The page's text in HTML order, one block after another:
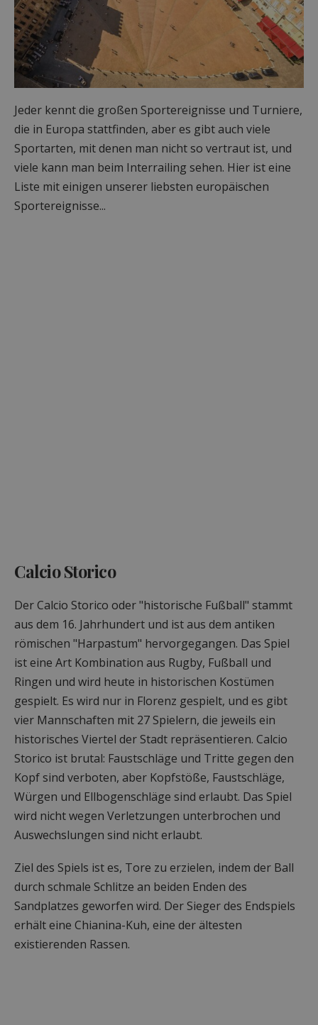
Jeder kennt die großen Sportereignisse und Turniere,
die in Europa stattfinden, aber es gibt auch viele
Sportarten, mit denen man nicht so vertraut ist, und
viele kann man beim Interrailing sehen. Hier ist eine
Liste mit einigen unserer liebsten europäischen
Sportereignisse...
Calcio Storico
Der Calcio Storico oder "historische Fußball" stammt
aus dem 16. Jahrhundert und ist aus dem antiken
römischen "Harpastum" hervorgegangen. Das Spiel
ist eine Art Kombination aus Rugby, Fußball und
Ringen und wird heute in historischen Kostümen
gespielt. Es wird nur in Florenz gespielt, und es gibt
vier Mannschaften mit 27 Spielern, die jeweils ein
historisches Viertel der Stadt repräsentieren. Calcio
Storico ist brutal: Faustschläge und Tritte gegen den
Kopf sind verboten, aber Kopfstöße, Faustschläge,
Würgen und Ellbogenschläge sind erlaubt. Das Spiel
wird nicht wegen Verletzungen unterbrochen und
Auswechslungen sind nicht erlaubt.
Ziel des Spiels ist es, Tore zu erzielen, indem der Ball
durch schmale Schlitze an beiden Enden des
Sandplatzes geworfen wird. Der Sieger des Endspiels
erhält eine Chianina-Kuh, eine der ältesten
existierenden Rassen.